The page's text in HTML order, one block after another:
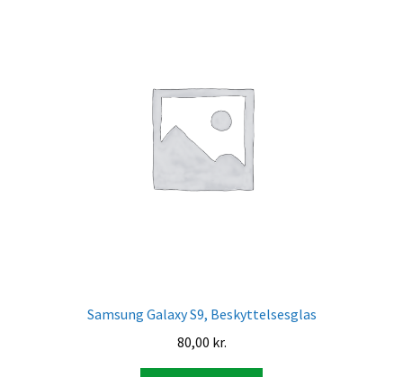
Samsung Galaxy S9, Beskyttelsesglas
80,00 kr.